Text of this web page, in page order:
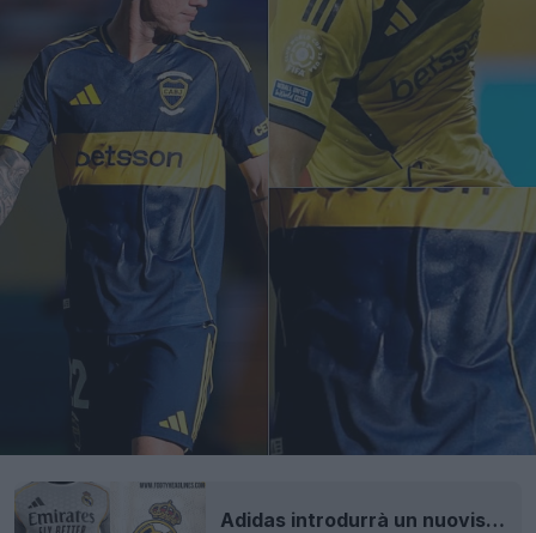
Adidas introdurrà un nuovissimo tessuto di ventilazione per le maglie autentiche 25-26